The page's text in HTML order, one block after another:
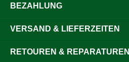
BEZAHLUNG
VERSAND & LIEFERZEITEN
RETOUREN & REPARATUREN